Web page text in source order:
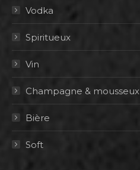
Vodka
Spiritueux
Vin
Champagne & mousseux
Bière
Soft